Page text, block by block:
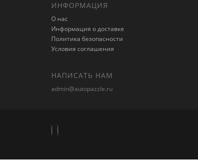
ИНФОРМАЦИЯ
О нас
Информация о доставке
Политика безопасности
Условия соглашения
НАПИСАТЬ НАМ
admin@autopazzle.ru